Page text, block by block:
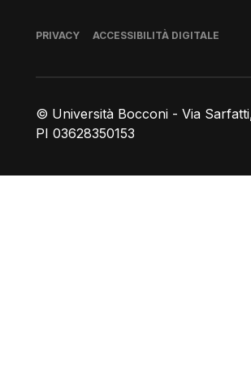
© Università Bocconi - Via
PI 03628350153
Piè di pagina
PRIVACY ACCESSIBILITÀ DIGITALE